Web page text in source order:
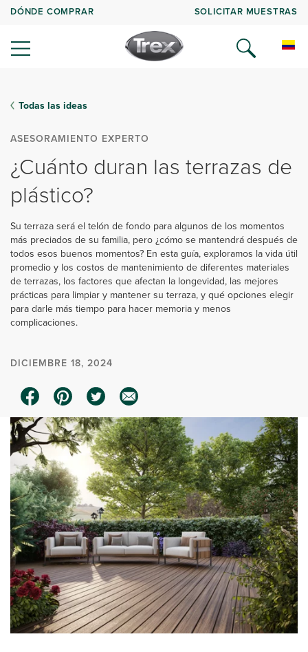
DÓNDE COMPRAR SOLICITAR MUESTRAS
Todas las ideas
ASESORAMIENTO EXPERTO
¿Cuánto duran las terrazas de
plástico?
Su terraza será el telón de fondo para algunos de los momentos
más preciados de su familia, pero ¿cómo se mantendrá después de
todos esos buenos momentos? En esta guía, exploramos la vida útil
promedio y los costos de mantenimiento de diferentes materiales
de terrazas, los factores que afectan la longevidad, las mejores
prácticas para limpiar y mantener su terraza, y qué opciones elegir
para darle más tiempo para hacer memoria y menos
complicaciones.
DICIEMBRE 18, 2024